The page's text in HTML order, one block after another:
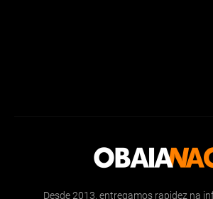
Desde 2013, entregamos rapidez na